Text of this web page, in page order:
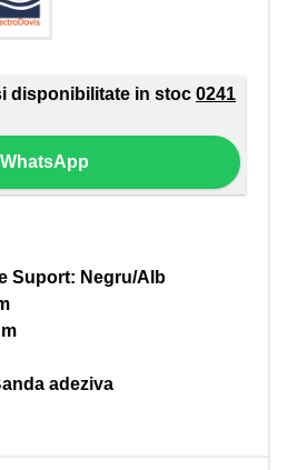
disponibilitate in stoc 0241
Suport: Negru/Alb
adeziva